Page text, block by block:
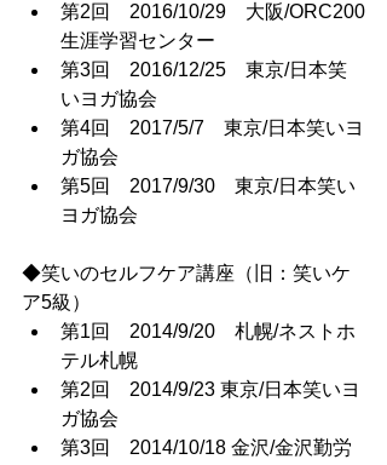
第2回　2016/10/29　大阪/ORC200
生涯学習センター
第3回　2016/12/25　東京/日本笑
いヨガ協会
第4回　2017/5/7　東京/日本笑いヨ
ガ協会
第5回　2017/9/30　東京/日本笑い
ヨガ協会
◆笑いのセルフケア講座（旧：笑いケ
ア5級）
第1回　2014/9/20　札幌/ネストホ
テル札幌
第2回　2014/9/23 東京/日本笑いヨ
ガ協会
第3回　2014/10/18 金沢/金沢勤労